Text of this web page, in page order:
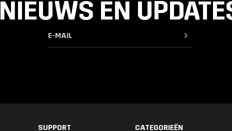
NIEUWS EN
SUPPORT CATEGORIEËN